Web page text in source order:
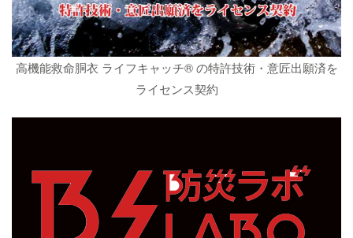
高機能救命胴衣 ライフキャッチ® の特許技術・意匠出願済を
ライセンス契約